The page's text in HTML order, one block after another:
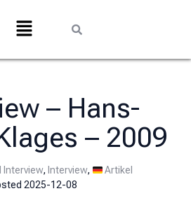
– Hans-
– 2009
Interview, Interview,
Artikel
2025-12-08